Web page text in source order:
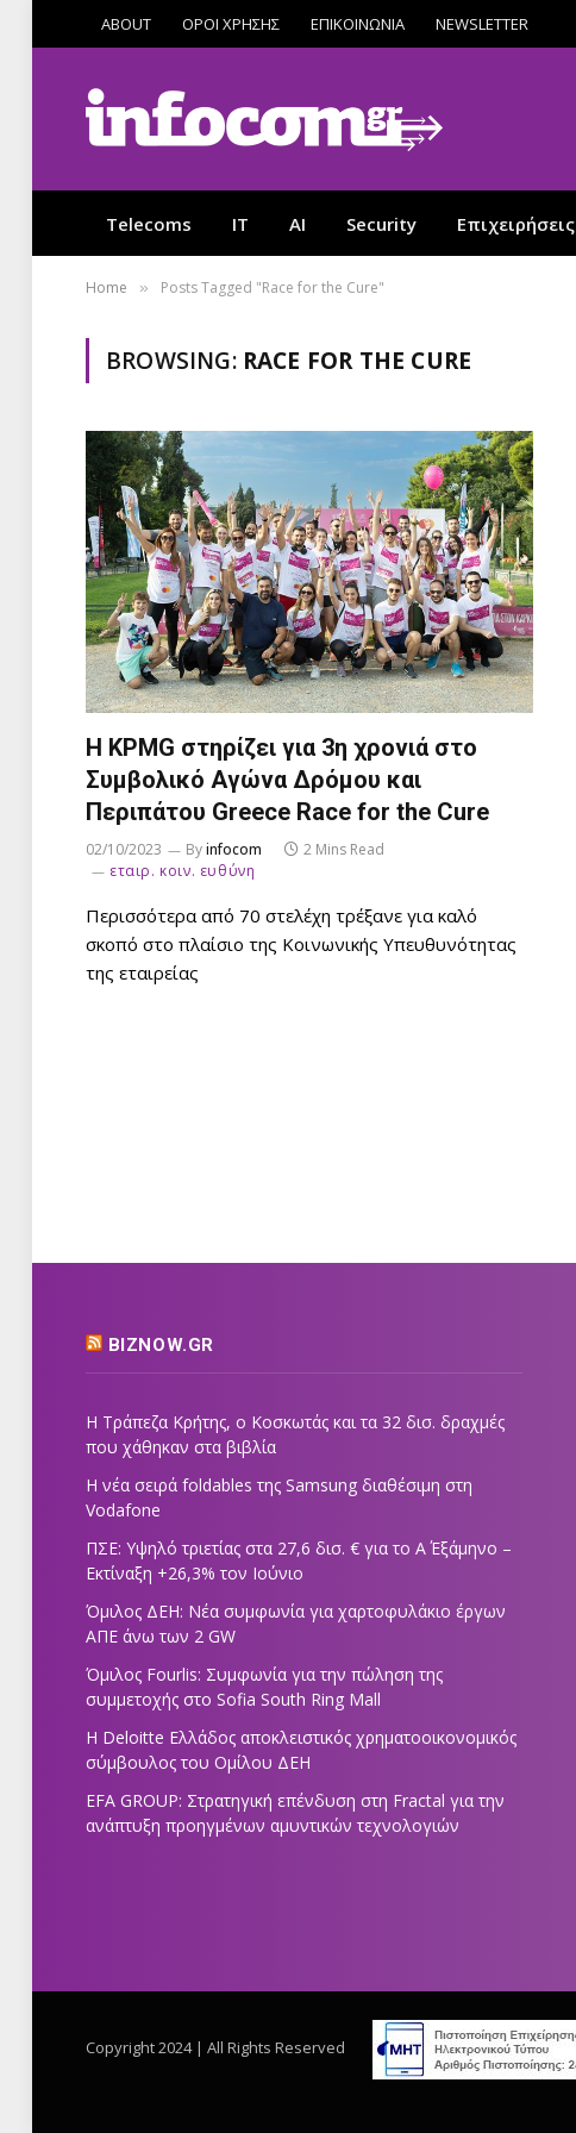
ABOUT ΟΡΟΙ ΧΡΗΣΗΣ ΕΠΙΚΟΙΝΩΝΙΑ NEWSLETTER
Telecoms IT AI Security Επιχειρήσεις
Home » Posts Tagged "Race for the Cure"
BROWSING: RACE FOR THE CURE
Η KPMG στηρίζει για 3η χρονιά στο
Συμβολικό Αγώνα Δρόμου και
Περιπάτου Greece Race for the Cure
02/10/2023 Byinfocom
2 Mins Read
εταιρ. κοιν. ευθύνη
Περισσότερα από 70 στελέχη τρέξανε για καλό
σκοπό στο πλαίσιο της Κοινωνικής Υπευθυνότητας
της εταιρείας
BIZNOW.GR
Η Τράπεζα Κρήτης, ο Κοσκωτάς και τα 32 δισ. δραχμές
που χάθηκαν στα βιβλία
Η νέα σειρά foldables της Samsung διαθέσιμη στη
Vodafone
ΠΣΕ: Υψηλό τριετίας στα 27,6 δισ. € για το Α΄ Εξάμηνο –
Εκτίναξη +26,3% τον Ιούνιο
Όμιλος ΔΕΗ: Νέα συμφωνία για χαρτοφυλάκιο έργων
ΑΠΕ άνω των 2 GW
Όμιλος Fourlis: Συμφωνία για την πώληση της
συμμετοχής στο Sofia South Ring Mall
Η Deloitte Ελλάδος αποκλειστικός χρηματοοικονομικός
σύμβουλος του Ομίλου ΔΕΗ
EFA GROUP: Στρατηγική επένδυση στη Fractal για την
ανάπτυξη προηγμένων αμυντικών τεχνολογιών
Copyright 2024 | All Rights Reserved